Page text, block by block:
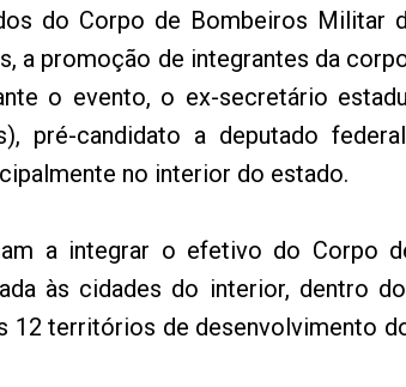
do Corpo de Bombeiros Militar
a promoção de integrantes da
o evento, o ex-secretário
pré-candidato a deputado
no interior do estado.
a integrar o efetivo do Corpo
às cidades do interior, dentro
12 territórios de desenvolvimento